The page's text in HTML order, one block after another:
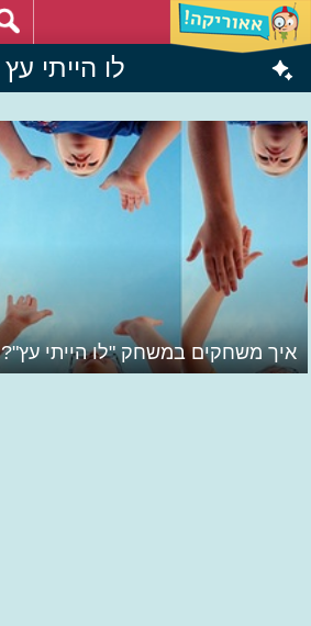
לו הייתי עץ
איך משחקים במשחק "לו הייתי עץ"?